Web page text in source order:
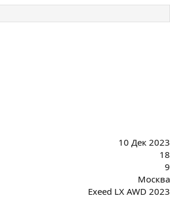
10 Дек 2023
18
9
Москва
Exeed LX AWD 2023